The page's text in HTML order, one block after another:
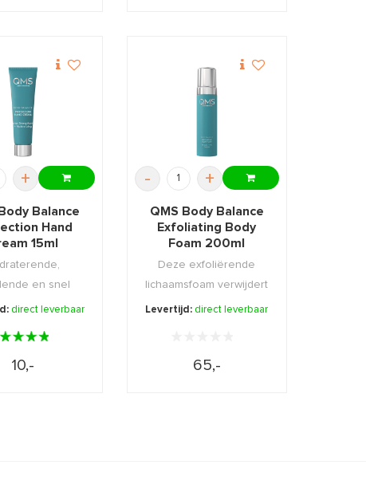
+
Balance
Hand
15ml
en snel
direct leverbaar
10,-
- +
QMS Body Balance
Exfoliating Body
Foam 200ml
Deze exfoliërende
lichaamsfoam verwijdert
op milde wijze do ...
Levertijd: direct leverbaar
65,-